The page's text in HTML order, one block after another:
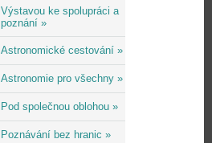
Výstavou ke spolupráci a
poznání »
Astronomické cestování »
Astronomie pro všechny »
Pod společnou oblohou »
Poznávání bez hranic »